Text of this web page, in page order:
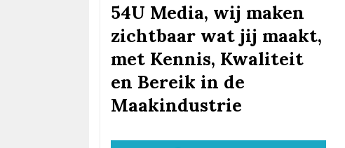
54U Media, wij maken
zichtbaar wat jij maakt,
met Kennis, Kwaliteit
en Bereik in de
Maakindustrie